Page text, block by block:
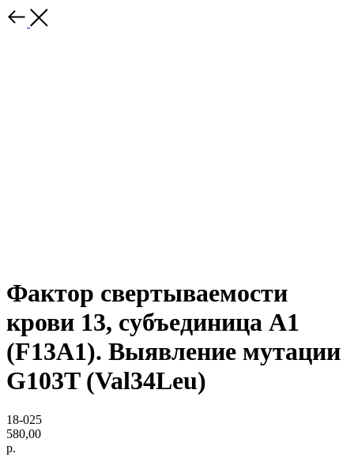
Фактор свертываемости
крови 13, субъединица A1
(F13A1). Выявление мутации
G103T (Val34Leu)
18-025
580,00
р.